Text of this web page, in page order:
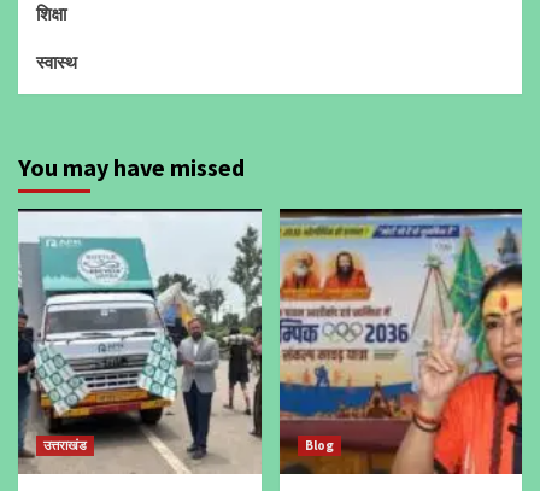
शिक्षा
स्वास्थ
You may have missed
उत्तराखंड Blog